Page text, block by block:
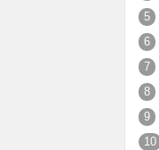
5
6
7
8
9
10